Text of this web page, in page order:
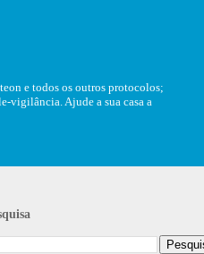
e todos os outros protocolos;
vigilância. Ajude a sua casa a